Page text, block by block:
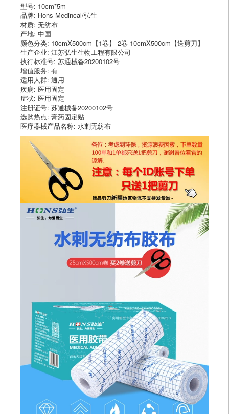
型号: 10cm*5m
品牌: Hons Medincal/弘生
材质: 无纺布
产地: 中国
颜色分类: 10cmX500cm【1卷】 2卷 10cmX500cm【送剪刀】
生产企业: 江苏弘生生物工程有限公司
执行标准号: 苏通械备20200102号
增值服务: 有
适用人群: 通用
疾病: 医用固定
症状: 医用固定
注册证号: 苏通械备20200102号
选购热点: 膏药固定贴
医疗器械产品名称: 水刺无纺布